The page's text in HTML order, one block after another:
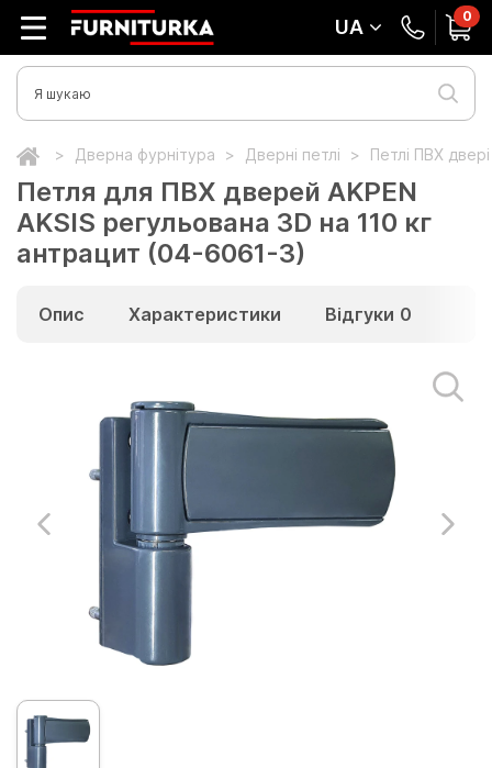
UA 0
Дверна фурнітура Дверні петлі Петлі ПВХ
Петля для ПВХ дверей AKPEN
AKSIS регульована 3D на 110 кг
антрацит (04-6061-3)
Опис Характеристики Відгуки 0